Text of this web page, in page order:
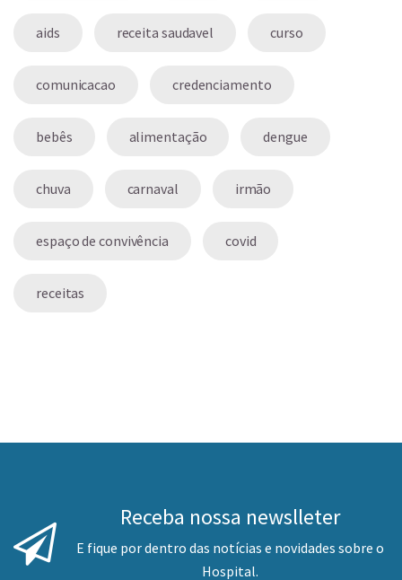
aids receita saudavel curso
comunicacao credenciamento
bebês alimentação dengue
chuva carnaval irmão
espaço de convivência covid
receitas
Receba nossa newslleter
E fique por dentro das notícias e novidades sobre o
Hospital.